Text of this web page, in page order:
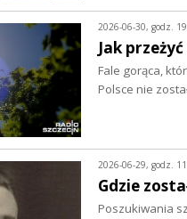
2026-06-30, godz.
Jak
Fale gorąca,
Polsce nie
2026-06-29, godz.
Gdzie
Poszukiwania